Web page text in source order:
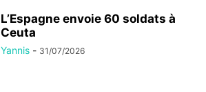
L’Espagne envoie 60 soldats à
Ceuta
Yannis - 31/07/2026